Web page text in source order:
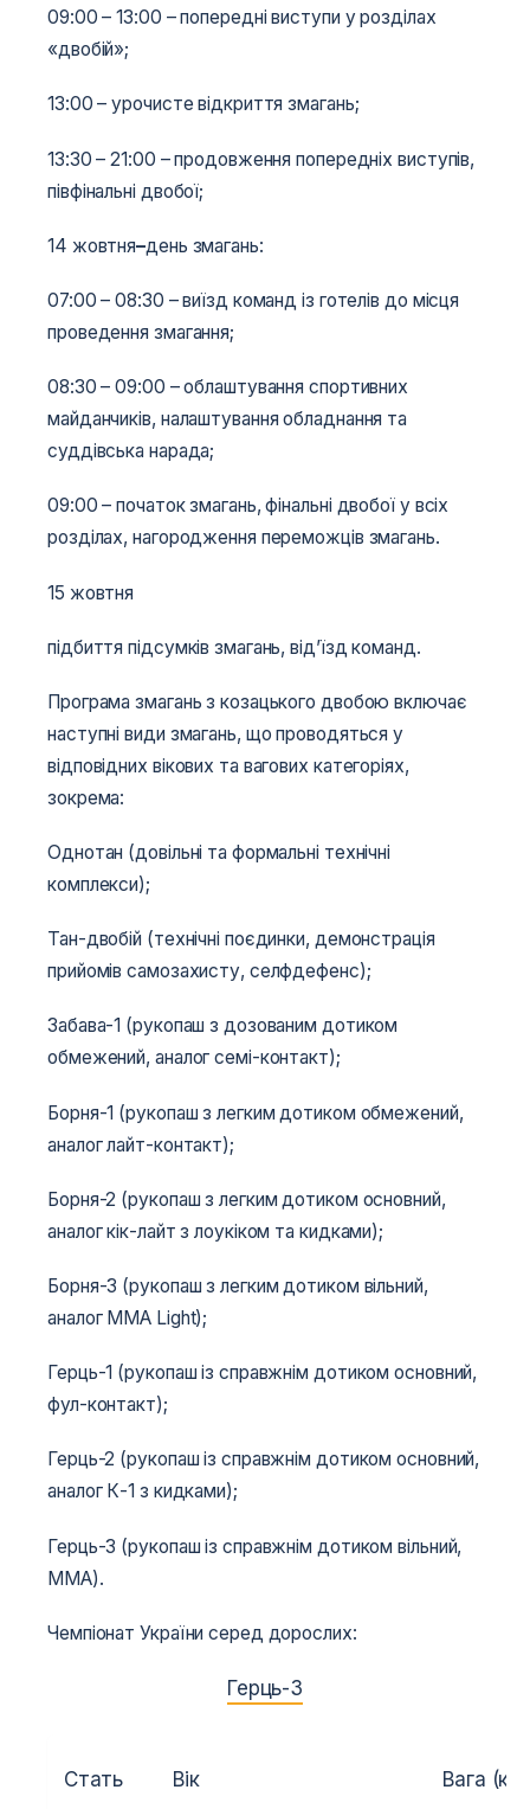
09:00 – 13:00 – попередні виступи у розділах
«двобій»;
13:00 – урочисте відкриття змагань;
13:30 – 21:00 – продовження попередніх виступів,
півфінальні двобої;
14 жовтня–день змагань:
07:00 – 08:30 – виїзд команд із готелів до місця
проведення змагання;
08:30 – 09:00 – облаштування спортивних
майданчиків, налаштування обладнання та
суддівська нарада;
09:00 – початок змагань, фінальні двобої у всіх
розділах, нагородження переможців змагань.
15 жовтня
підбиття підсумків змагань, від’їзд команд.
Програма змагань з козацького двобою включає
наступні види змагань, що проводяться у
відповідних вікових та вагових категоріях,
зокрема:
Однотан (довільні та формальні технічні
комплекси);
Тан-двобій (технічні поєдинки, демонстрація
прийомів самозахисту, селфдефенс);
Забава-1 (рукопаш з дозованим дотиком
обмежений, аналог семі-контакт);
Борня-1 (рукопаш з легким дотиком обмежений,
аналог лайт-контакт);
Борня-2 (рукопаш з легким дотиком основний,
аналог кік-лайт з лоукіком та кидками);
Борня-3 (рукопаш з легким дотиком вільний,
аналог MMA Light);
Герць-1 (рукопаш із справжнім дотиком основний,
фул-контакт);
Герць-2 (рукопаш із справжнім дотиком основний,
аналог К-1 з кидками);
Герць-3 (рукопаш із справжнім дотиком вільний,
MMA).
Чемпіонат України серед дорослих:
Герць-3
Стать Вік Вага (кг.)